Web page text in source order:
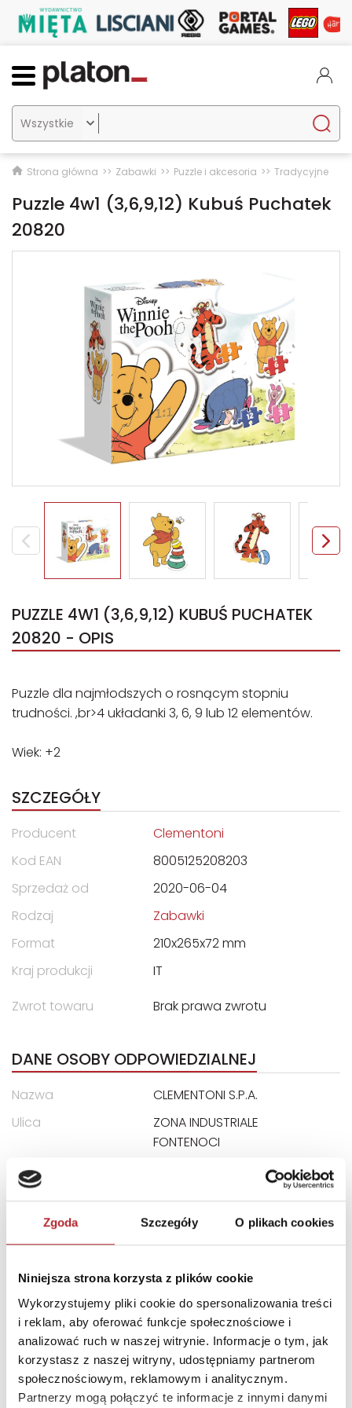
Zgoda Szczegóły O plikach cookies
Niniejsza strona korzysta z plików cookie
Wykorzystujemy pliki cookie do spersonalizowania treści
i reklam, aby oferować funkcje społecznościowe i
analizować ruch w naszej witrynie. Informacje o tym, jak
korzystasz z naszej witryny, udostępniamy partnerom
społecznościowym, reklamowym i analitycznym.
Partnerzy mogą połączyć te informacje z innymi danymi

Strona główna Zabawki Puzzle i akcesoria Tradycyjne
Puzzle 4w1 (3,6,9,12) Kubuś Puchatek
20820
PUZZLE 4W1 (3,6,9,12) KUBUŚ PUCHATEK
20820 - OPIS
Puzzle dla najmłodszych o rosnącym stopniu
trudności. ,br>4 układanki 3, 6, 9 lub 12 elementów.
Wiek: +2
SZCZEGÓŁY
Producent
Clementoni
Kod EAN
8005125208203
Sprzedaż od
2020-06-04
Rodzaj
Zabawki
Format
210x265x72 mm
Kraj produkcji
IT
Zwrot towaru
Brak prawa zwrotu
DANE OSOBY ODPOWIEDZIALNEJ
Nazwa
CLEMENTONI S.P.A.
Ulica
ZONA INDUSTRIALE
FONTENOCI
Kod pocztowy
Miasto
RECANATI LOCALITA
E-mail
assistenza@clementoni.it
INNI KLIENCI KUPOWALI